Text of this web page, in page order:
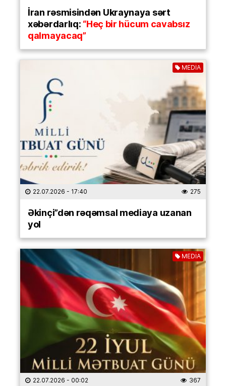
İran rəsmisindən Ukraynaya sərt
xəbərdarlıq:“Heç bir hücum cavabsız
qalmayacaq”
MEDİA
22.07.2026 - 17:40 275
Əkinçi”dən rəqəmsal mediaya uzanan
yol
MEDİA
22.07.2026 - 00:02 367